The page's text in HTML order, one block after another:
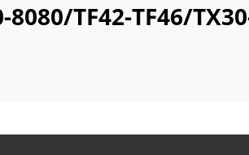
TF42-TF46/